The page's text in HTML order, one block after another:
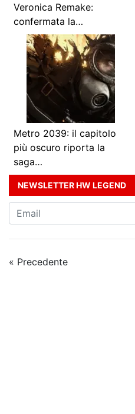
Veronica Remake:
confermata la…
Metro 2039: il capitolo
più oscuro riporta la
saga…
NEWSLETTER HW LEGEND
« Precedente